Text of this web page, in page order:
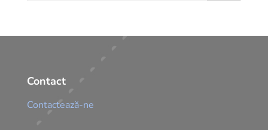
Contact
Contactează-ne